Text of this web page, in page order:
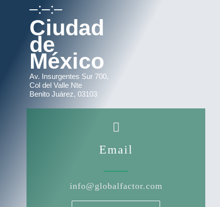
–:–:–
Ciudad
de
México
Av. Insurgentes Sur 700,
Col del Valle Nte
Benito Juárez, 03103
Email
info@globalfactor.com